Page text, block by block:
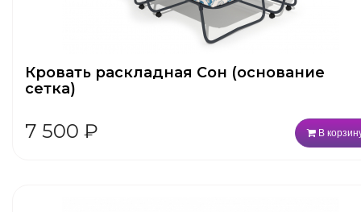
Кровать раскладная Сон (основание
сетка)
7 500 ₽ В